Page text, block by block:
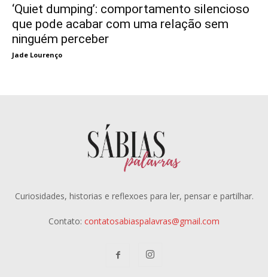
‘Quiet dumping’: comportamento silencioso
que pode acabar com uma relação sem
ninguém perceber
Jade Lourenço
Curiosidades, historias e reflexoes para ler, pensar e partilhar.
Contato: contatosabiaspalavras@gmail.com